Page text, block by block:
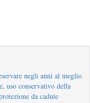
negli anni al meglio
uso conservativo della
da cadute